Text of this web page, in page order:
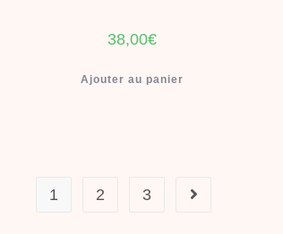
38,00€
Ajouter au panier
1 2 3